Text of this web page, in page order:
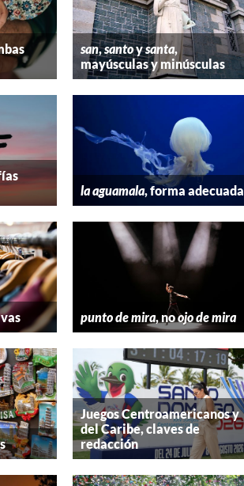
san,santoysanta,
mayúsculas y minúsculas
la aguamala, forma adecuada
punto de mira, noojo de mira
Juegos Centroamericanos y
del Caribe, claves de
redacción